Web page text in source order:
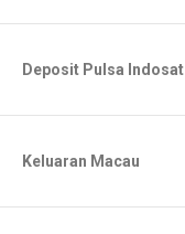
Deposit Pulsa Indosat
Keluaran Macau